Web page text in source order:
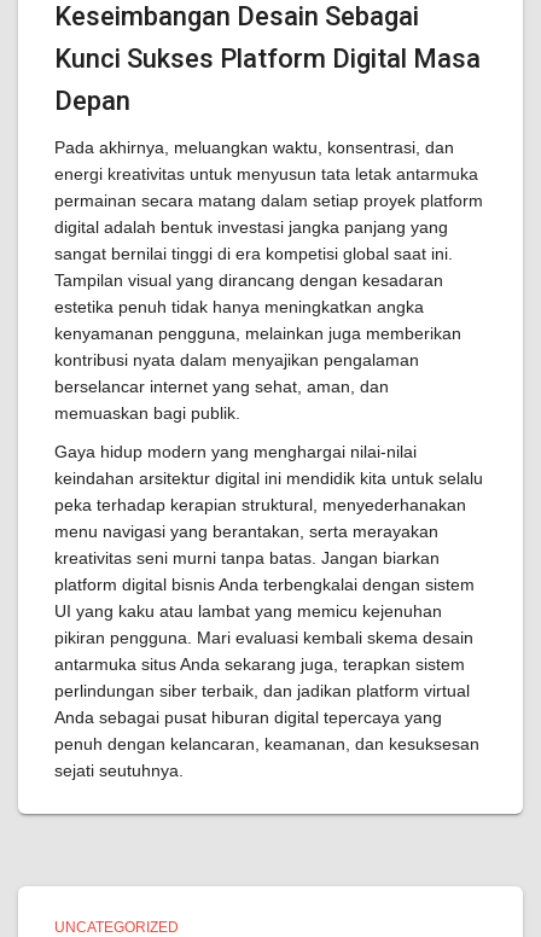
Keseimbangan Desain Sebagai
Kunci Sukses Platform Digital Masa
Depan
Pada akhirnya, meluangkan waktu, konsentrasi, dan
energi kreativitas untuk menyusun tata letak antarmuka
permainan secara matang dalam setiap proyek platform
digital adalah bentuk investasi jangka panjang yang
sangat bernilai tinggi di era kompetisi global saat ini.
Tampilan visual yang dirancang dengan kesadaran
estetika penuh tidak hanya meningkatkan angka
kenyamanan pengguna, melainkan juga memberikan
kontribusi nyata dalam menyajikan pengalaman
berselancar internet yang sehat, aman, dan
memuaskan bagi publik.
Gaya hidup modern yang menghargai nilai-nilai
keindahan arsitektur digital ini mendidik kita untuk selalu
peka terhadap kerapian struktural, menyederhanakan
menu navigasi yang berantakan, serta merayakan
kreativitas seni murni tanpa batas. Jangan biarkan
platform digital bisnis Anda terbengkalai dengan sistem
UI yang kaku atau lambat yang memicu kejenuhan
pikiran pengguna. Mari evaluasi kembali skema desain
antarmuka situs Anda sekarang juga, terapkan sistem
perlindungan siber terbaik, dan jadikan platform virtual
Anda sebagai pusat hiburan digital tepercaya yang
penuh dengan kelancaran, keamanan, dan kesuksesan
sejati seutuhnya.
UNCATEGORIZED